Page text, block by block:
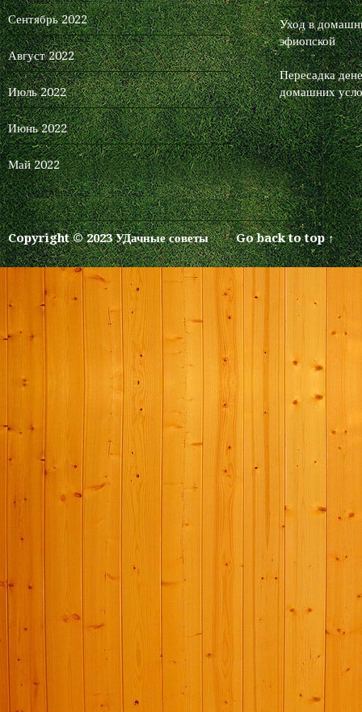
Сентябрь 2022
Август 2022
Июль 2022
Июнь 2022
Май 2022
Уход в
эфиопской
Пересадка
домашних
Copyright © 2023 УДачные советы Go back to top ↑